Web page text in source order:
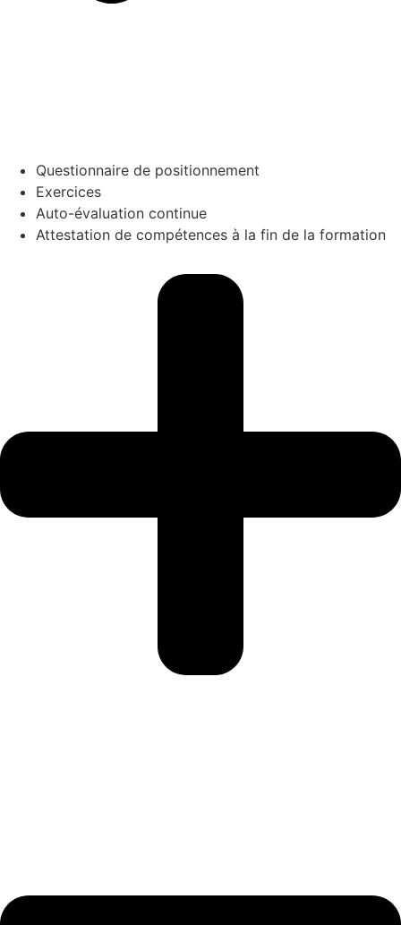
Questionnaire de positionnement
Exercices
Auto-évaluation continue
Attestation de compétences à la fin de la formation